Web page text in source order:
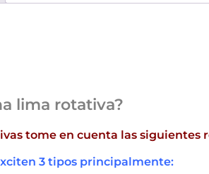
lima rotativa?
tome en cuenta las siguientes
3 tipos principalmente: